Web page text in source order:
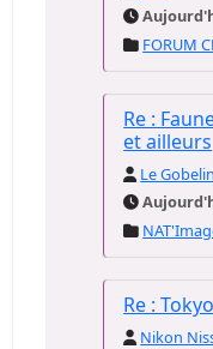
FORUM
Re :
et ailleurs
Le Gobelin
Re :
Nikon